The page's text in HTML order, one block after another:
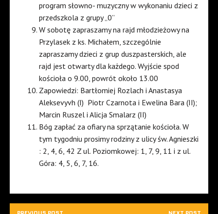
program słowno- muzyczny w wykonaniu dzieci z
przedszkola z grupy „0”
W sobotę zapraszamy na rajd młodzieżowy na
Przylasek z ks. Michałem, szczególnie
zapraszamy dzieci z grup duszpasterskich, ale
rajd jest otwarty dla każdego. Wyjście spod
kościoła o 9.00, powrót około 13.00
Zapowiedzi: Bartłomiej Rozlach i Anastasya
Aleksevyvh (I) Piotr Czarnota i Ewelina Bara (II);
Marcin Ruszel i Alicja Smalarz (II)
Bóg zapłać za ofiary na sprzątanie kościoła. W
tym tygodniu prosimy rodziny z ulicy św. Agnieszki
: 2, 4, 6, 42 Z ul. Poziomkowej: 1, 7, 9, 11 i z ul.
Góra: 4, 5, 6, 7, 16.